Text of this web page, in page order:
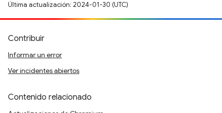
Última actualización: 2024-01-30 (UTC)
Contribuir
Informar un error
Ver incidentes abiertos
Contenido relacionado